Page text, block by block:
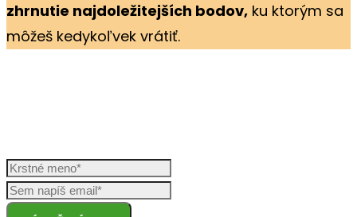
zhrnutie najdoležitejších bodov, ku ktorým sa
môžeš kedykoľvek vrátiť.